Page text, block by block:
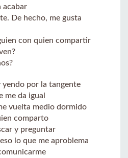
acabar
De hecho, me gusta
con quien compartir
yendo por la tangente
me da igual
vuelta medio dormido
comparto
y preguntar
lo que me aproblema